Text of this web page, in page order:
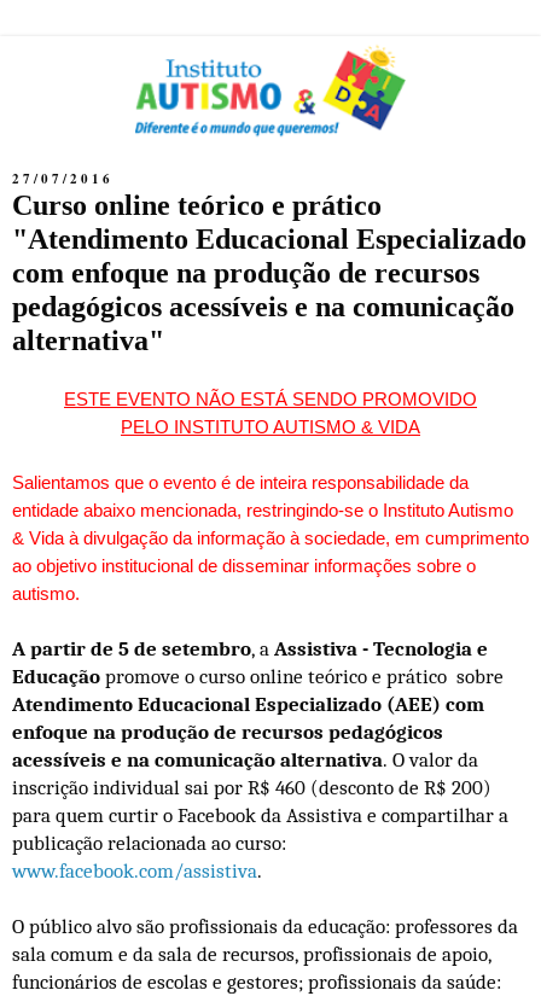
27/07/2016
Curso online teórico e prático
"Atendimento Educacional Especializado
com enfoque na produção de recursos
pedagógicos acessíveis e na comunicação
alternativa"
ESTE EVENTO NÃO ESTÁ SENDO PROMOVIDO
PELO INSTITUTO AUTISMO & VIDA
Salientamos que o evento é de inteira responsabilidade da
entidade abaixo mencionada, restringindo-se o Instituto Autismo
& Vida à divulgação da informação à sociedade, em cumprimento
ao objetivo institucional de disseminar informações sobre o
autismo.
A partir de 5 de setembro, a Assistiva - Tecnologia e
Educação promove o curso online teórico e prático sobre
Atendimento Educacional Especializado (AEE) com
enfoque na produção de recursos pedagógicos
acessíveis e na comunicação alternativa. O valor da
inscrição individual sai por R$ 460 (desconto de R$ 200)
para quem curtir o Facebook da Assistiva e compartilhar a
publicação relacionada ao curso:
www.facebook.com/assistiva.
O público alvo são profissionais da educação: professores da
sala comum e da sala de recursos, profissionais de apoio,
funcionários de escolas e gestores; profissionais da saúde: